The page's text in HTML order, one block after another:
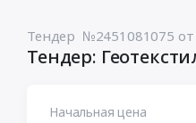
Тендер №2451081075
Тендер:
Начальная цена